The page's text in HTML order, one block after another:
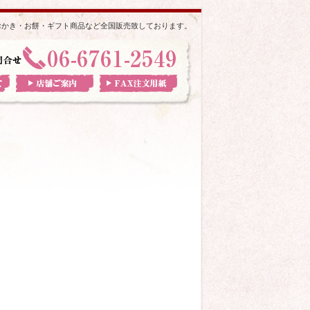
き・お餅・ギフト商品など全国販売致しております。